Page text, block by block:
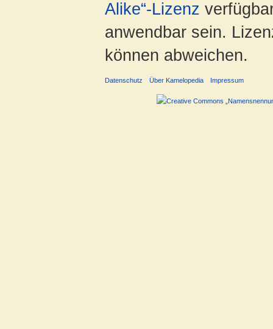
Alike“-Lizenz
anwendbar sein.
können abweichen.
Datenschutz Über Kamelopedia Impressum